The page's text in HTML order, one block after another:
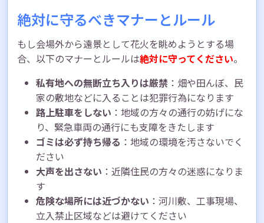
絶対に守るべきマナーとルール
もし会場外から遠景として花火を眺めようとする場
合、以下のマナーとルールは絶対に守ってください。
私有地への無断立ち入りは厳禁 ：畑や田んぼ、民
家の敷地などに入ることは犯罪行為になります
路上駐車をしない ：地域の方々の通行の妨げにな
り、緊急車両の通行にも支障をきたします
ゴミは必ず持ち帰る ：地域の環境を汚さないでく
ださい
大声を出さない ：近隣住民の方々の迷惑になりま
す
危険な場所には近づかない ：河川敷、工事現場、
立入禁止区域などは避けてください